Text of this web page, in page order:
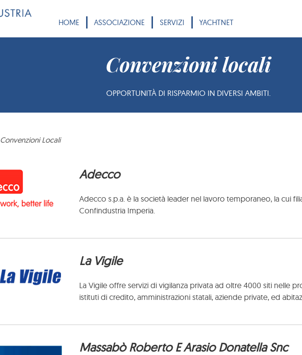
HOME | ASSOCIAZIONE | SERVIZI | YACHTNET
Convenzioni locali
OPPORTUNITÀ DI RISPARMIO IN DIVERSI AMBITI.
Convenzioni Locali
Adecco
Adecco s.p.a. è la società leader nel lavoro temporaneo, la cui
Confindustria Imperia.
La Vigile
La Vigile offre servizi di vigilanza privata ad oltre 4000 siti nelle
istituti di credito, amministrazioni statali, aziende private, ed
Massabò Roberto E Arasio Donatella Snc